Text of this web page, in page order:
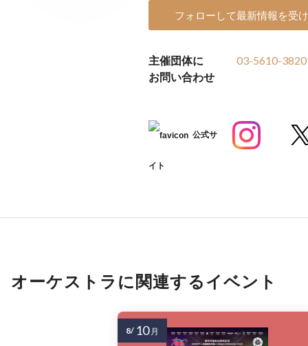
フォローして最新情報を受
主催団体に
お問い合わせ
03-5610-3820
公式サ
イト
オーケストラに関連するイベント
8/ 10 月